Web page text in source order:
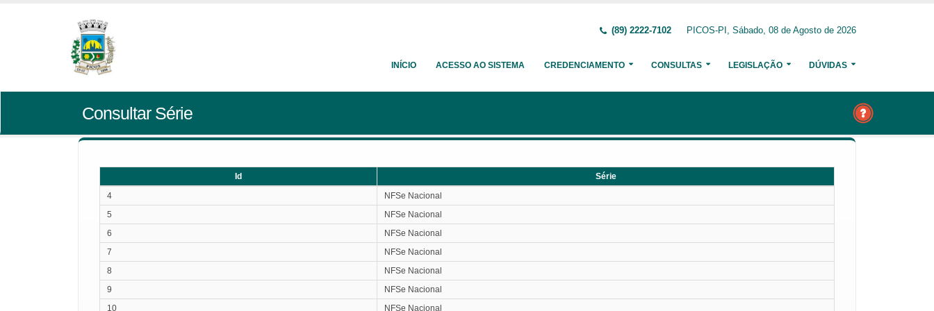
(89) 2222-7102 PICOS-PI, Sábado, 08 de Agosto de 2026
INÍCIO ACESSO AO SISTEMA CREDENCIAMENTO CONSULTAS LEGISLAÇÃO DÚVIDAS
Consultar Série
Id
Série
4
NFSe Nacional
5
NFSe Nacional
6
NFSe Nacional
7
NFSe Nacional
8
NFSe Nacional
9
NFSe Nacional
10
NFSe Nacional